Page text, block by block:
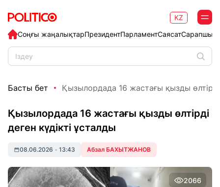
Соңғы жаңалықтарПрезидентПарламентСаясат
KZ
Басты бет Қызылордада 16 жастағы қызды өлтірді
Қызылордада 16 жастағы қызды өлтірді
деген күдікті ұсталды
08.06.2026 • 13:43 Абзал БАХЫТЖАНОВ
2066